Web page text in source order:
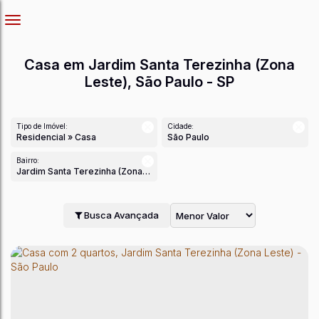
Casa em Jardim Santa Terezinha (Zona
Leste), São Paulo - SP
Tipo de Imóvel:
Residencial » Casa
Cidade:
São Paulo
Bairro:
Jardim Santa Terezinha (Zona Leste)
Busca Avançada